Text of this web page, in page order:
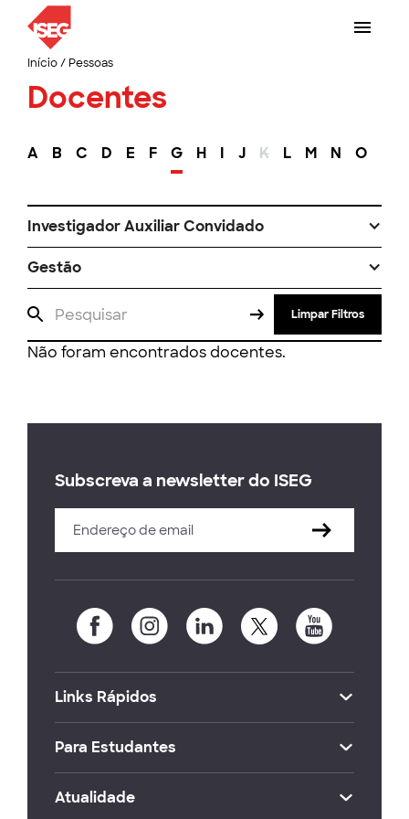
Início/ Pessoas
Docentes
A B C D E F G H I J K L M N O
Investigador Auxiliar Convidado
Gestão
Limpar Filtros
Não foram encontrados docentes.
Subscreva a newsletter do ISEG
Links Rápidos
Para Estudantes
Atualidade